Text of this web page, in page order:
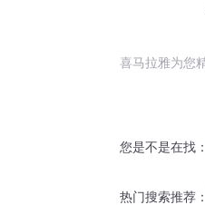
喜马拉雅为您
您是不是在找：
热门搜索推荐：